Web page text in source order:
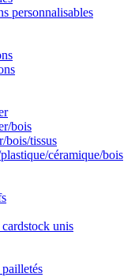
personnalisables
bois
bois/tissus
céramique/bois
unis